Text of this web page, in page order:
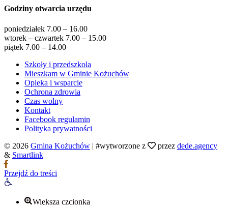
Godziny otwarcia urzędu
poniedziałek 7.00 – 16.00
wtorek – czwartek 7.00 – 15.00
piątek 7.00 – 14.00
Szkoły i przedszkola
Mieszkam w Gminie Kożuchów
Opieka i wsparcie
Ochrona zdrowia
Czas wolny
Kontakt
Facebook regulamin
Polityka prywatności
© 2026 Gmina Kożuchów | #wytworzone z przez dede.agency
& Smartlink
Przejdź do treści
Otwórz
narzędzi Większa czcionka